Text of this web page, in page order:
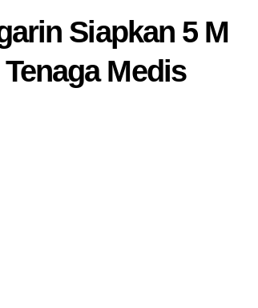
Siapkan 5 M
Medis